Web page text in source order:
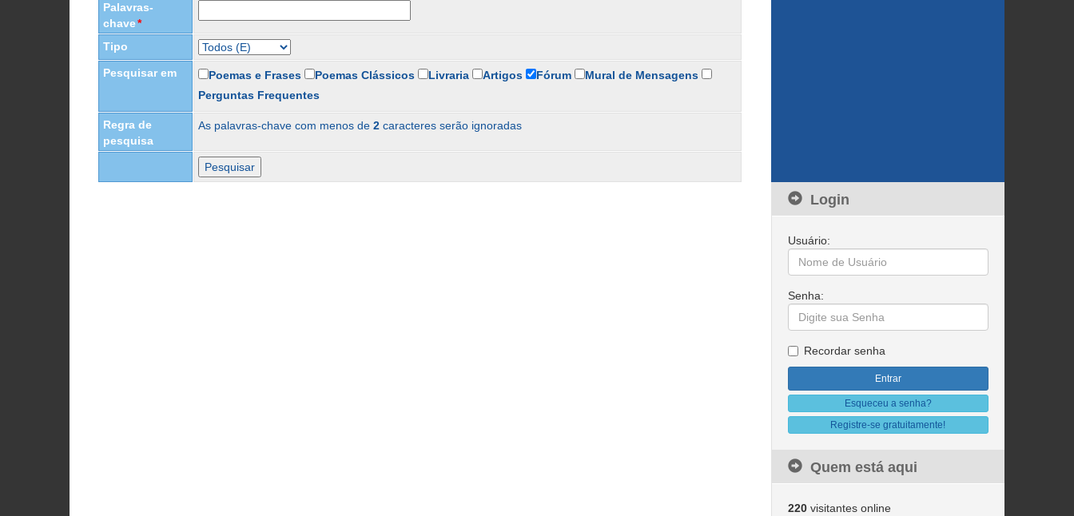
Palavras-
chave*
Tipo
Pesquisar em Poemas e Frases Poemas Clássicos Livraria Artigos Fórum
Mural de Mensagens
Perguntas Frequentes
Regra de
pesquisa
As palavras-chave com menos de 2 caracteres serão ignoradas
Login
Usuário:
Senha:
Recordar senha
Esqueceu a senha?
Registre-se gratuitamente!
Quem está aqui
220visitantes online